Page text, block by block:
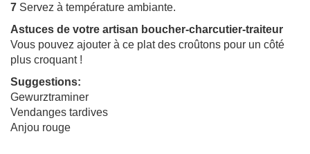
7 Servez à température ambiante.
Astuces de votre artisan boucher-charcutier-traiteur
Vous pouvez ajouter à ce plat des croûtons pour un côté
plus croquant !
Suggestions:
Gewurztraminer
Vendanges tardives
Anjou rouge